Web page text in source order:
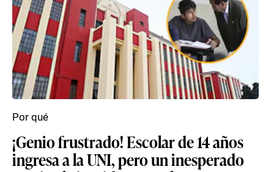
¡Genio frustrado! Escolar de 14 años
ingresa a la UNI, pero un inesperado
Por qué